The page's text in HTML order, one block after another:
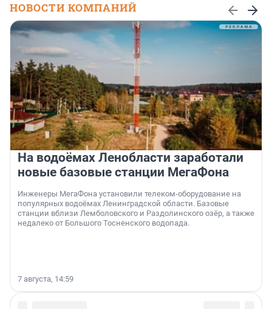
НОВОСТИ КОМПАНИЙ
На водоёмах Ленобласти заработали
новые базовые станции МегаФона
Инженеры МегаФона установили телеком-оборудование на
популярных водоёмах Ленинградской области. Базовые
станции вблизи Лемболовского и Раздолинского озёр, а также
недалеко от Большого Тосненского водопада.
7 августа, 14:59